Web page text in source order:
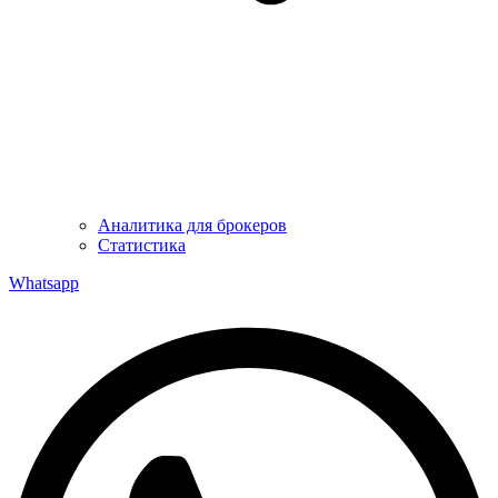
Аналитика для брокеров
Статистика
Whatsapp